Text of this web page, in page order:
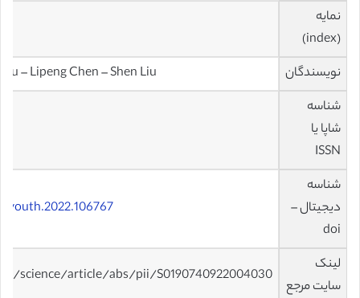
نمایه
(index)
نویسندگان
– Lipeng Chen – Shen Liu
شناسه
شاپا یا
ISSN
شناسه
دیجیتال –
doi
لینک
سایت مرجع
science/article/abs/pii/S0190740922004030